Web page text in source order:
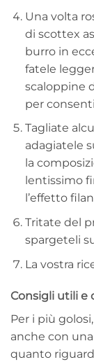
Una volta
di scottex
burro in
fatele
scaloppine
per
Tagliate
adagiatele
la
lentissimo
l’effetto
Tritate del
spargeteli
La vostra
Consigli utili e
Per i più
anche con
quanto